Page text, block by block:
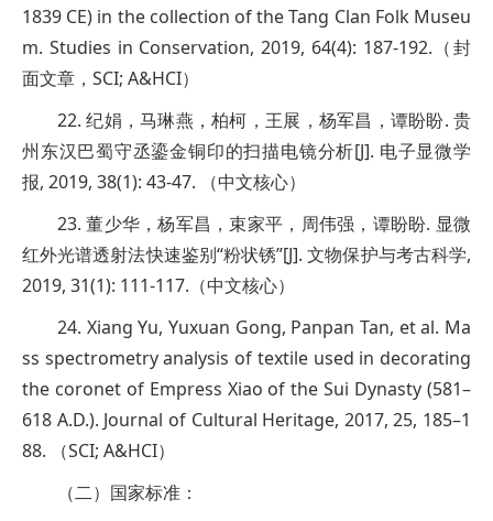
1839 CE) in the collection of the Tang Clan Folk Museu
m. Studies in Conservation, 2019, 64(4): 187-192.（封
面文章，SCI; A&HCI）
22. 纪娟，马琳燕，柏柯，王展，杨军昌，谭盼盼. 贵
州东汉巴蜀守丞鎏金铜印的扫描电镜分析[J]. 电子显微学
报, 2019, 38(1): 43-47. （中文核心）
23. 董少华，杨军昌，束家平，周伟强，谭盼盼. 显微
红外光谱透射法快速鉴别“粉状锈”[J]. 文物保护与考古科学,
2019, 31(1): 111-117.（中文核心）
24. Xiang Yu, Yuxuan Gong, Panpan Tan, et al. Ma
ss spectrometry analysis of textile used in decorating
the coronet of Empress Xiao of the Sui Dynasty (581–
618 A.D.). Journal of Cultural Heritage, 2017, 25, 185–1
88. （SCI; A&HCI）
（二）国家标准：